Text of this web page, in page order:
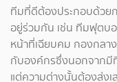
ทีมที่ดีต้องประกอบด้วย
อยู่ร่วมกัน เช่น ทีมฟุตบ
หน้าที่เฉียบคม กองกลา
กับองค์กรซึ่งนอกจากมี
แต่ความต่างนั้นต้องส่ง